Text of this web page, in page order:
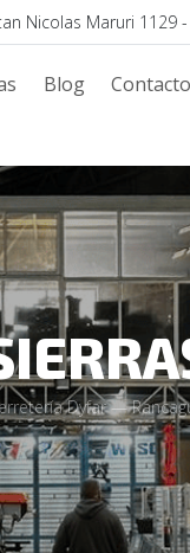
Nicolas Maruri 1129
Blog Contacto
Dyfar —